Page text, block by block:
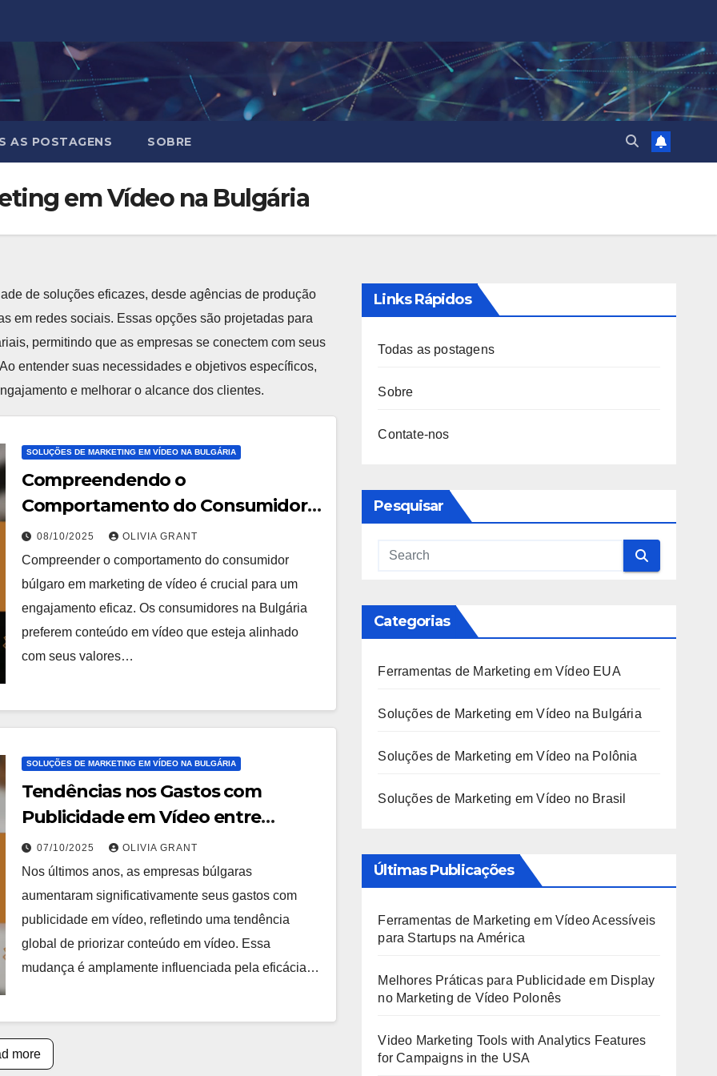
AS POSTAGENS SOBRE
em Vídeo na Bulgária
de soluções eficazes, desde agências de produção
em redes sociais. Essas opções são projetadas para
permitindo que as empresas se conectem com seus
entender suas necessidades e objetivos específicos,
e melhorar o alcance dos clientes.
SOLUÇÕES DE MARKETING EM VÍDEO NA BULGÁRIA
Compreendendo o
Comportamento do Consumidor
Búlgaro em Marketing de Vídeo
08/10/2025 OLIVIA GRANT
Compreender o comportamento do consumidor
búlgaro em marketing de vídeo é crucial para um
engajamento eficaz. Os consumidores na Bulgária
preferem conteúdo em vídeo que esteja alinhado
com seus valores…
SOLUÇÕES DE MARKETING EM VÍDEO NA BULGÁRIA
Tendências nos Gastos com
Publicidade em Vídeo entre
Empresas Búlgaras
07/10/2025 OLIVIA GRANT
Nos últimos anos, as empresas búlgaras
aumentaram significativamente seus gastos com
publicidade em vídeo, refletindo uma tendência
global de priorizar conteúdo em vídeo. Essa
mudança é amplamente influenciada pela eficácia…
more
Links Rápidos
Todas as postagens
Sobre
Contate-nos
Pesquisar
Categorias
Ferramentas de Marketing em Vídeo EUA
Soluções de Marketing em Vídeo na Bulgária
Soluções de Marketing em Vídeo na Polônia
Soluções de Marketing em Vídeo no Brasil
Últimas Publicações
Ferramentas de Marketing em Vídeo Acessíveis
para Startups na América
Melhores Práticas para Publicidade em Display
no Marketing de Vídeo Polonês
Video Marketing Tools with Analytics Features
for Campaigns in the USA